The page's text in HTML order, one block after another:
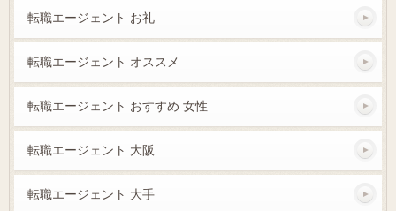
転職エージェント お礼
転職エージェント オススメ
転職エージェント おすすめ 女性
転職エージェント 大阪
転職エージェント 大手